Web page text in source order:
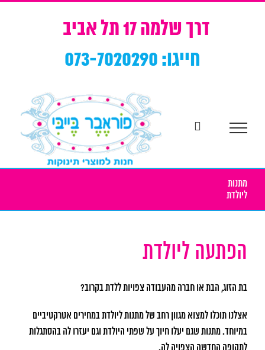
דרך שלמה 17 תל אביב
חייגו: 073-7020290
מתנות
ליולדת
הפתעה ליולדת
בת הזוג, הבת או חברה מהעבודה צפויות ללדת בקרוב?
אצלנו תוכלו למצוא מגוון רחב של מתנות ליולדת במחירים אטרקטיביים
במיוחד. מתנות שגם יעלו חיוך על שפתי היולדת וגם יעזרו לה בהסתגלות